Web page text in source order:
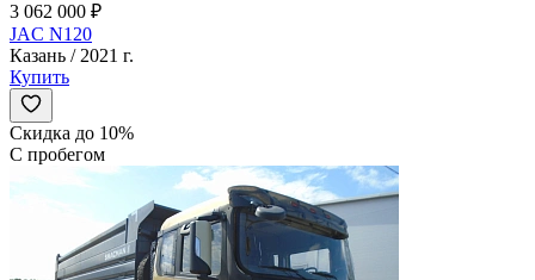
3 062 000 ₽
JAC N120
Казань / 2021 г.
Купить
Скидка до 10%
С пробегом